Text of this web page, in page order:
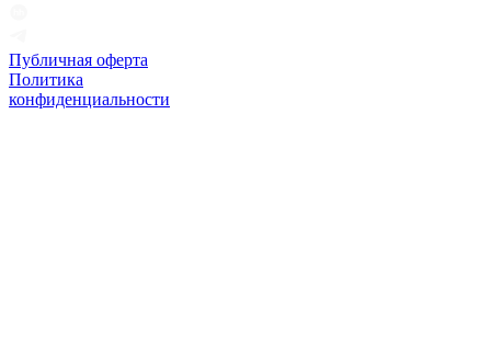
Публичная оферта
Политика
конфиденциальности